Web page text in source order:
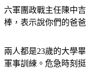
六軍團政戰主任陳中
棒，表示說你們的爸
兩人都是23歲的大學
軍事訓練。危急時刻